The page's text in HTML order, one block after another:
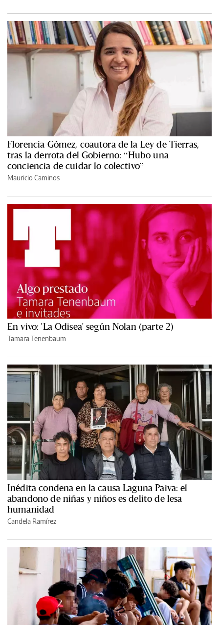
Florencia Gómez, coautora de la Ley de Tierras,
tras la derrota del Gobierno: “Hubo una
conciencia de cuidar lo colectivo”
Mauricio Caminos
En vivo: 'La Odisea' según Nolan (parte 2)
Tamara Tenenbaum
Inédita condena en la causa Laguna Paiva: el
abandono de niñas y niños es delito de lesa
humanidad
Candela Ramírez